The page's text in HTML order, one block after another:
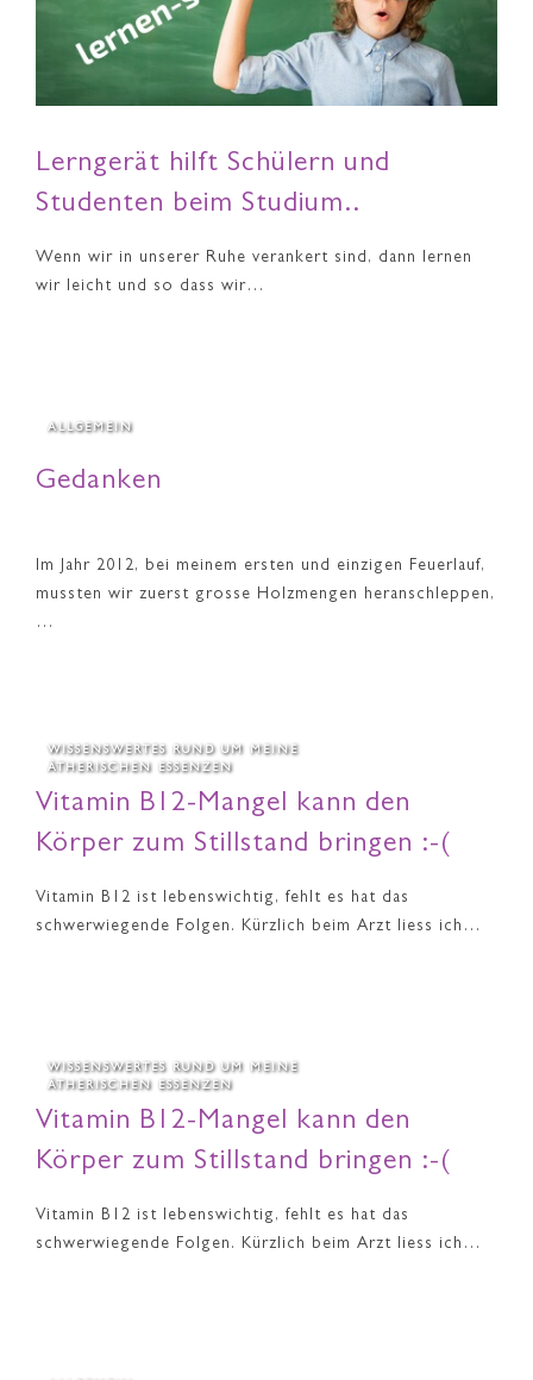
Lerngerät hilft Schülern und
Studenten beim Studium..
Wenn wir in unserer Ruhe verankert sind, dann lernen
wir leicht und so dass wir…
ALLGEMEIN
Gedanken
Im Jahr 2012, bei meinem ersten und einzigen Feuerlauf,
mussten wir zuerst grosse Holzmengen heranschleppen,
…
WISSENSWERTES RUND UM MEINE
ÄTHERISCHEN ESSENZEN
Vitamin B12-Mangel kann den
Körper zum Stillstand bringen :-(
Vitamin B12 ist lebenswichtig, fehlt es hat das
schwerwiegende Folgen. Kürzlich beim Arzt liess ich…
WISSENSWERTES RUND UM MEINE
ÄTHERISCHEN ESSENZEN
Vitamin B12-Mangel kann den
Körper zum Stillstand bringen :-(
Vitamin B12 ist lebenswichtig, fehlt es hat das
schwerwiegende Folgen. Kürzlich beim Arzt liess ich…